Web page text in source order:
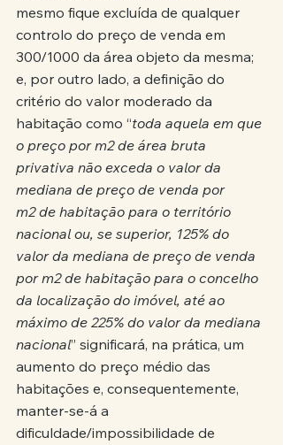
mesmo fique excluída de qualquer
controlo do preço de venda em
300/1000 da área objeto da mesma;
e, por outro lado, a definição do
critério do valor moderado da
habitação como “toda aquela em que
o preço por m2 de área bruta
privativa não exceda o valor da
mediana de preço de venda por
m2 de habitação para o território
nacional ou, se superior, 125% do
valor da mediana de preço de venda
por m2 de habitação para o concelho
da localização do imóvel, até ao
máximo de 225% do valor da mediana
nacional” significará, na prática, um
aumento do preço médio das
habitações e, consequentemente,
manter-se-á a
dificuldade/impossibilidade de